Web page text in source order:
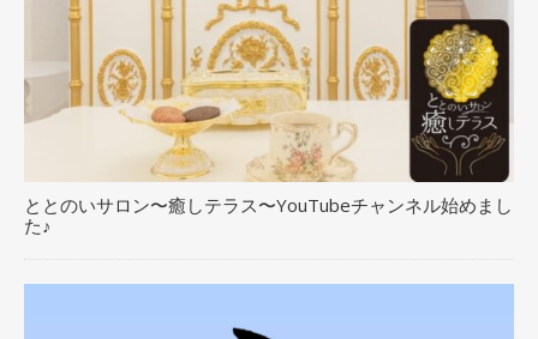
ととのいサロン〜癒しテラス〜YouTubeチャンネル始めまし
た♪